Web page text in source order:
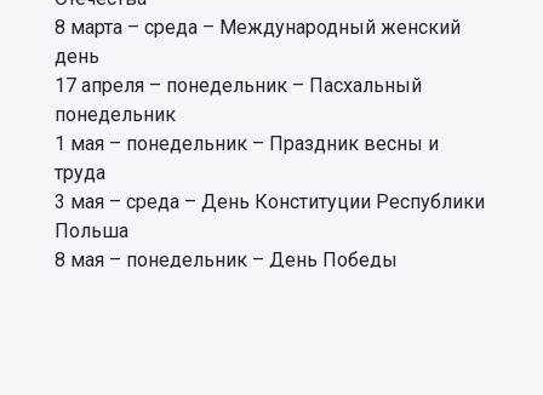
8 марта – среда – Международный женский
день
17 апреля – понедельник – Пасхальный
понедельник
1 мая – понедельник – Праздник весны и
труда
3 мая – среда – День Конституции Республики
Польша
8 мая – понедельник – День Победы